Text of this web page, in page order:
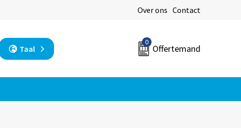
Over ons Contact
Taal
0
Offertemand